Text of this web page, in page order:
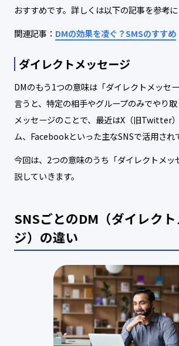
おすすめです。詳しくは以下の記事を参考に
関連記事： DMの効果を凌ぐ？SMSのすすめ
ダイレクトメッセージ
DMのもう1つの意味は「ダイレクトメッセ
言うと、特定の相手やグループのみでやり
メッセージのことで、最近はX（旧Twitter
ム、Facebookといった主なSNSで活用され
今回は、2つの意味のうち「ダイレクトメッ
説していきます。
SNSごとのDM（ダイレク
ジ）の違い